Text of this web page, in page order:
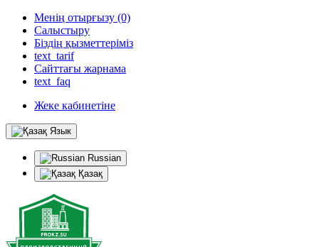
Менің отырғызу (0)
Салыстыру
Біздің қызметтеріміз
text_tarif
Сайттағы жарнама
text_faq
Жеке кабинетіне
Язык
Russian
Қазақ